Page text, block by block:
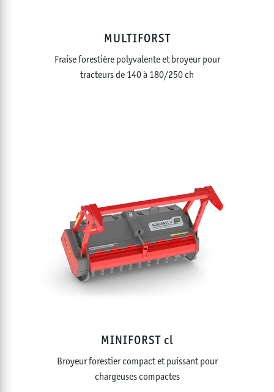
MULTIFORST
Fraise forestière polyvalente et broyeur pour
tracteurs de 140 à 180/250 ch
MINIFORST cl
Broyeur forestier compact et puissant pour
chargeuses compactes